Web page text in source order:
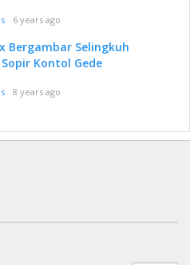
6 years ago
Bergambar Selingkuh
Kontol Gede
8 years ago